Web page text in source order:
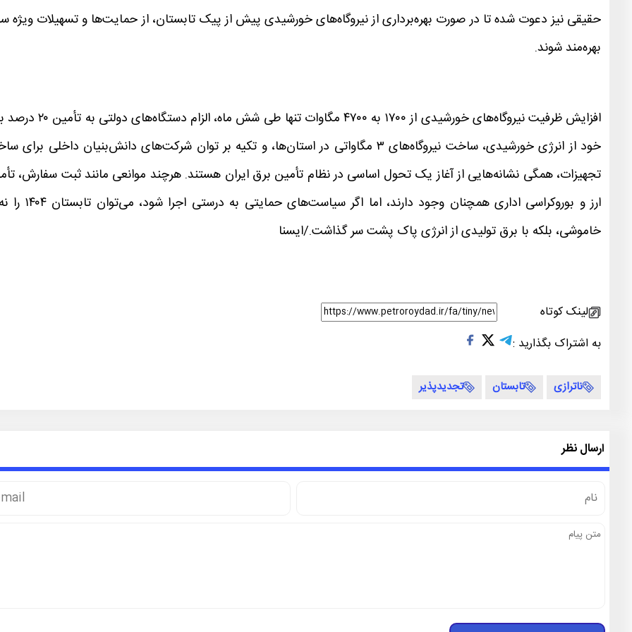
حقیقی نیز دعوت شده تا در صورت بهره‌برداری از نیروگاه‌های خورشیدی پیش از پیک تابستان، از حمایت‌ها و تسهیلات ویژه
بهره‌مند شوند.
افزایش ظرفیت نیروگاه‌های خورشیدی از ۱۷۰۰ به ۴۷۰۰ مگاوات تنها طی شش ماه،
خود از انرژی خورشیدی، ساخت نیروگاه‌های ۳ مگاواتی در استان‌ها، و تکیه بر توان شرکت‌های دانش‌بنیان داخلی
تجهیزات، همگی نشانه‌هایی از آغاز یک تحول اساسی در نظام تأمین برق ایران هستند. هرچند موانعی مانند ثبت سفارش،
ارز و بوروکراسی‌ اداری همچنان وجود دارند، اما اگر
خاموشی، بلکه با برق تولیدی از انرژی پاک پشت سر گذاشت./ایسنا
لینک کوتاه
به اشتراک بگذارید :
ناترازی تابستان تجدیدپذیر
ارسال نظر